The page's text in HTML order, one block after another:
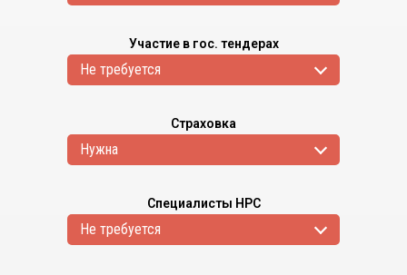
Участие в гос. тендерах
Не требуется
Страховка
Нужна
Специалисты НРС
Не требуется